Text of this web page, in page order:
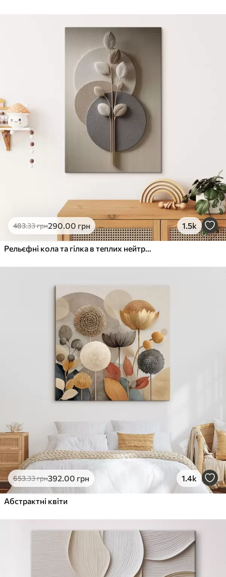
Яскраві, насичені кольори
Стійкість до вицвітання
Безпечне чорнило без запаху
Поверхня з текстурою полотна
Екологічний матеріал
Преміум
Від363
Яскраві, насичені кольори
Стійкість до вицвітання
Безпечне чорнило без запаху
Поверхня з текстурою полотна
Еко-Преміум
.00грн
✓Яскраві, насичені кольори
Поверхня з текстурою полотна
Екологічний матеріал
483.33грн290.00 грн 1.5k
Рельєфні кола та гілка в теплих нейтральних тонах
653.33грн392.00 грн 1.4k
Абстрактні квіти